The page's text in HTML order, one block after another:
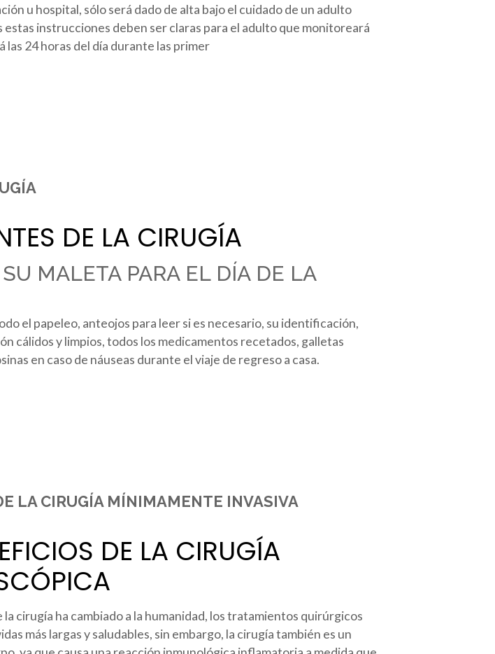
u hospital, sólo será dado de alta bajo el cuidado de un adulto
estas instrucciones deben ser claras para el adulto que monitoreará
las 24 horas del día durante las primer
DE LA CIRUGÍA
MALETA PARA EL DÍA DE LA
el papeleo, anteojos para leer si es necesario, su identificación,
cálidos y limpios, todos los medicamentos recetados, galletas
en caso de náuseas durante el viaje de regreso a casa.
LA CIRUGÍA MÍNIMAMENTE INVASIVA
DE LA CIRUGÍA
la cirugía ha cambiado a la humanidad, los tratamientos quirúrgicos
más largas y saludables, sin embargo, la cirugía también es un